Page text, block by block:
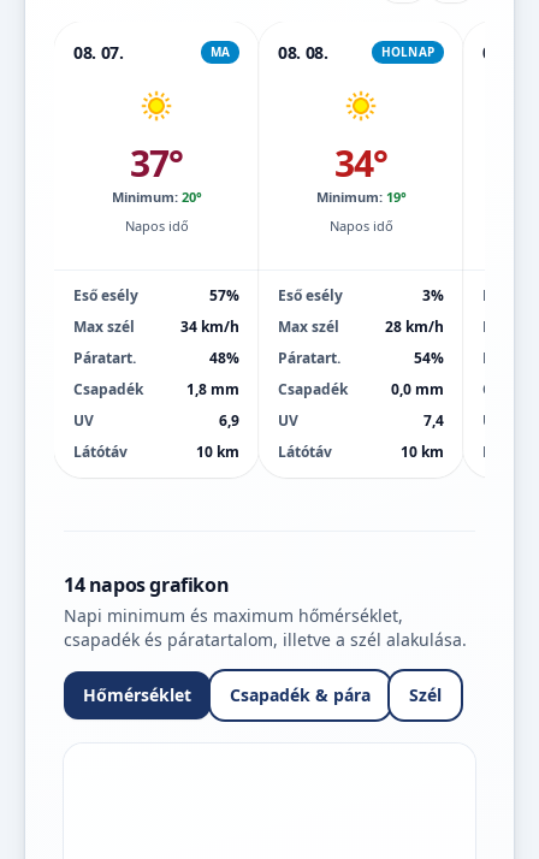
08. 07. MA
37°
Minimum: 20°
Napos idő
Eső esély
57%
Max szél
34 km/h
Páratart.
48%
Csapadék
1,8 mm
UV
6,9
Látótáv
10 km
08. 08. HOLNAP
34°
Minimum: 19°
Napos idő
Eső esély
3%
Max szél
28 km/h
Páratart.
54%
Csapadék
0,0 mm
UV
7,4
Látótáv
10 km
08. 09.
Eső
Max
UV
Látótáv
14 napos grafikon
Napi minimum és maximum hőmérséklet,
csapadék és páratartalom, illetve a szél alakulása.
Hőmérséklet Csapadék & pára Szél